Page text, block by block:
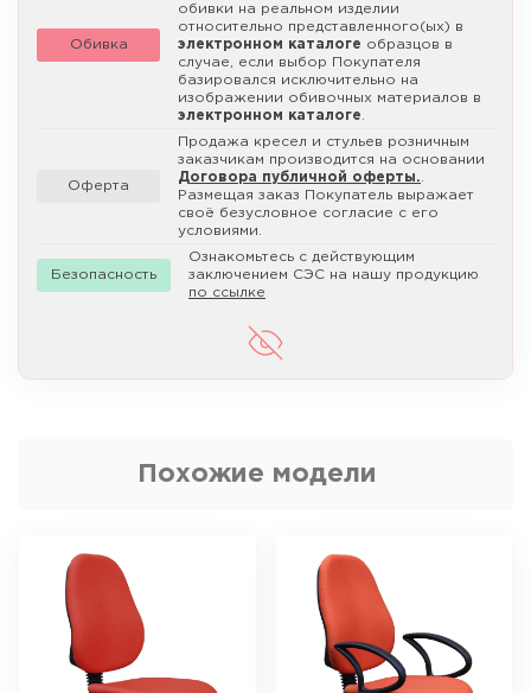
Обивка
обивки на реальном изделии
относительно представленного(ых) в
электронном каталоге образцов в
случае, если выбор Покупателя
базировался исключительно на
изображении обивочных материалов в
электронном каталоге.
Оферта
Продажа кресел и стульев розничным
заказчикам производится на основании
Договора публичной оферты..
Размещая заказ Покупатель выражает
своё безусловное согласие с его
условиями.
Безопасность
Ознакомьтесь с действующим
заключением СЭС на нашу продукцию
по ссылке
Похожие модели